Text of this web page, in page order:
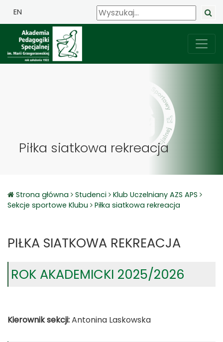
EN
Piłka siatkowa rekreacja
Strona główna Studenci
Klub Uczelniany AZS APS
Sekcje sportowe Klubu
Piłka siatkowa rekreacja
PIŁKA SIATKOWA REKREACJA
ROK AKADEMICKI 2025/2026
Kierownik sekcji:Antonina Laskowska